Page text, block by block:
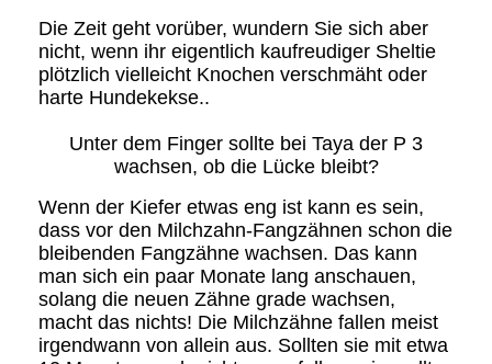
Die Zeit geht vorüber, wundern Sie sich aber
nicht, wenn ihr eigentlich kaufreudiger Sheltie
plötzlich vielleicht Knochen verschmäht oder
harte Hundekekse..
Unter dem Finger sollte bei Taya der P 3
wachsen, ob die Lücke bleibt?
Wenn der Kiefer etwas eng ist kann es sein,
dass vor den Milchzahn-Fangzähnen schon die
bleibenden Fangzähne wachsen. Das kann
man sich ein paar Monate lang anschauen,
solang die neuen Zähne grade wachsen,
macht das nichts! Die Milchzähne fallen meist
irgendwann von allein aus. Sollten sie mit etwa